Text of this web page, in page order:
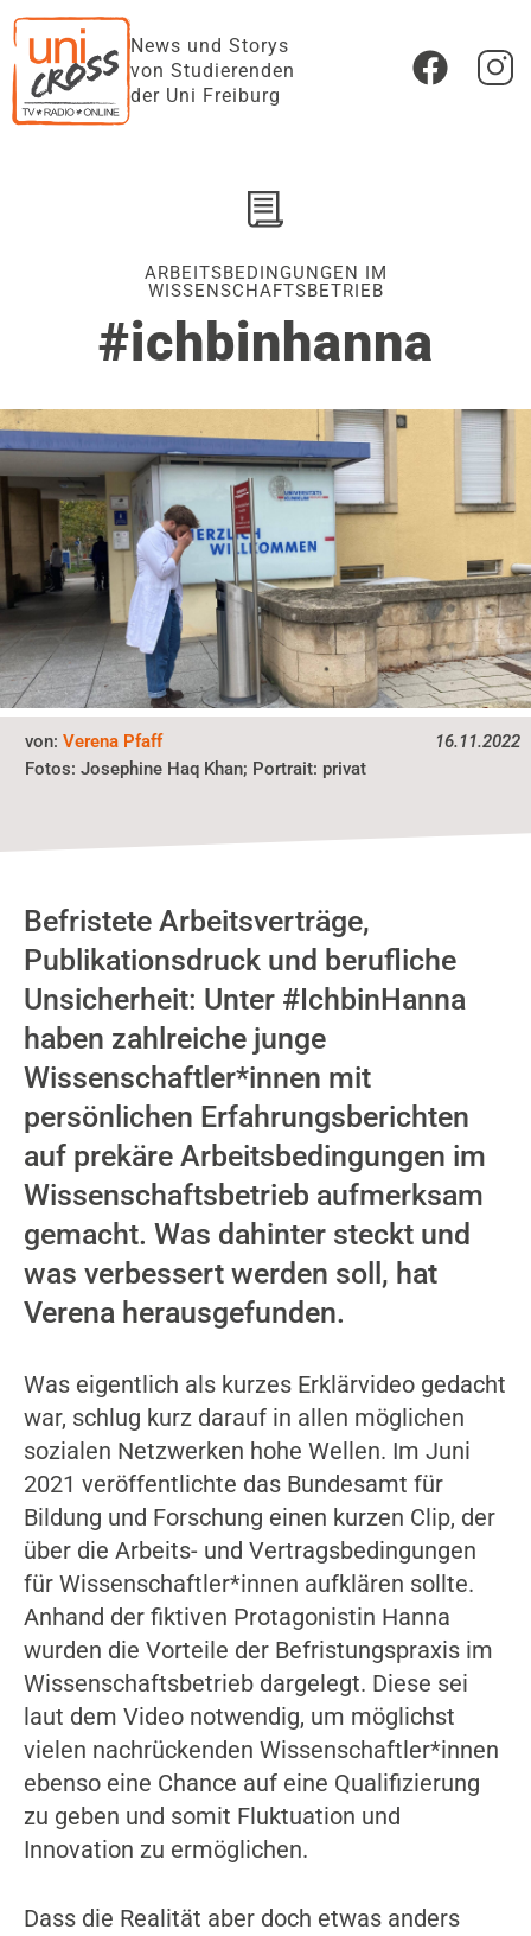
News und Storys
von Studierenden
der Uni Freiburg
ARBEITSBEDINGUNGEN IM
WISSENSCHAFTSBETRIEB
#ichbinhanna
16.11.2022
von:Verena Pfaff
Fotos:Josephine Haq Khan; Portrait: privat
Befristete Arbeitsverträge,
Publikationsdruck und berufliche
Unsicherheit: Unter #IchbinHanna
haben zahlreiche junge
Wissenschaftler*innen mit
persönlichen Erfahrungsberichten
auf prekäre Arbeitsbedingungen im
Wissenschaftsbetrieb aufmerksam
gemacht. Was dahinter steckt und
was verbessert werden soll, hat
Verena herausgefunden.
Was eigentlich als kurzes Erklärvideo gedacht
war, schlug kurz darauf in allen möglichen
sozialen Netzwerken hohe Wellen. Im Juni
2021 veröffentlichte das Bundesamt für
Bildung und Forschung einen kurzen Clip, der
über die Arbeits- und Vertragsbedingungen
für Wissenschaftler*innen aufklären sollte.
Anhand der fiktiven Protagonistin Hanna
wurden die Vorteile der Befristungspraxis im
Wissenschaftsbetrieb dargelegt. Diese sei
laut dem Video notwendig, um möglichst
vielen nachrückenden Wissenschaftler*innen
ebenso eine Chance auf eine Qualifizierung
zu geben und somit Fluktuation und
Innovation zu ermöglichen.
Dass die Realität aber doch etwas anders